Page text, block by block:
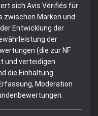
sich Avis Vérifiés für
zwischen Marken und
Entwicklung der
der
(die zur NF
und verteidigen
die Einhaltung
Moderation